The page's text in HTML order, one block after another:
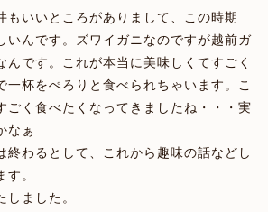
もいいところがありまして、この時期
いんです。ズワイガニなのですが越前ガ
んです。これが本当に美味しくてすごく
一杯をぺろりと食べられちゃいます。こ
ごく食べたくなってきましたね・・・実
なぁ
終わるとして、これから趣味の話などし
。
ました。